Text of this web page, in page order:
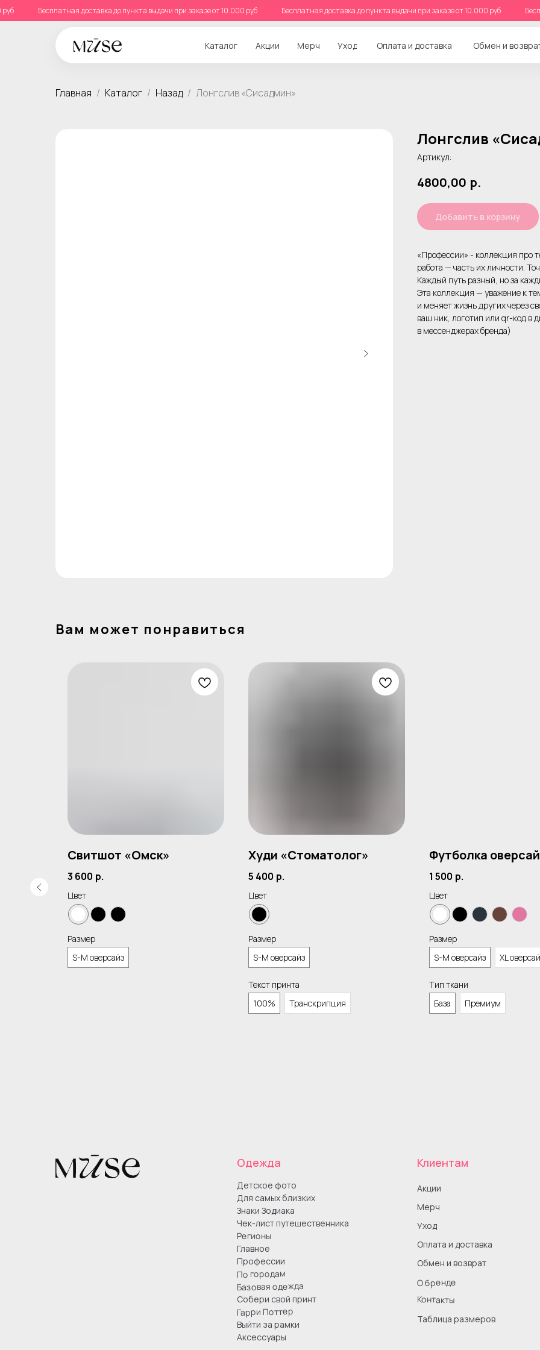
руб Бесплатная доставка до пункта выдачи при заказе от 10.000 руб Бесплатная доставка до пункта выдачи при заказе от 10.000 руб
Каталог Оплата и доставка Обмен и
Мерч
Акции Уход
Главная Каталог Назад Лонгслив «Сисадмин»
Лонгслив
Артикул:
4800,00 р.
Добавить в корзину
«Профессии» - коллекция про
работа — часть их личности.
Каждый путь разный, но за
Эта коллекция — уважение к
и меняет жизнь других через
ваш ник, логотип или qr-код в
в мессенджерах бренда)
Вам может понравиться
Свитшот «Омск»
3 600 р.
Цвет
Размер
S-M оверсайз
Худи «Стоматолог»
5 400 р.
Цвет
Размер
S-M оверсайз
Текст принта
100%
Транскрипция
Футболка
1 500 р.
Цвет
Размер
S-M оверсайз
XL
Тип ткани
База
Премиум
Клиентам
Оплата и доставка
Обмен и возврат
О бренде
Контакты
Детское фото
Для самых близких
Знаки Зодиака
Чек-лист путешественника
Регионы
Главное
Профессии
По городам
Базовая одежда
Собери свой принт
Гарри Поттер
Выйти за рамки
Аксессуары
Одежда
Акции
Таблица размеров
Уход
Мерч